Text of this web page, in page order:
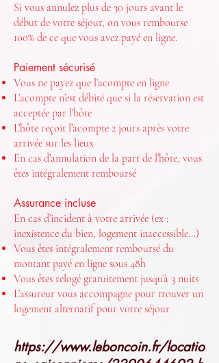
Si vous annulez plus de 30 jours avant le
début de votre séjour, on vous rembourse
100% de ce que vous avez payé en ligne.
Paiement sécurisé
Vous ne payez que l’acompte en ligne
L’acompte n’est débité que si la réservation est
acceptée par l’hôte
L’hôte reçoit l’acompte 2 jours après votre
arrivée sur les lieux
En cas d’annulation de la part de l’hôte, vous
êtes intégralement remboursé
Assurance incluse
En cas d’incident à votre arrivée (ex :
inexistence du bien, logement inaccessible...)
Vous êtes intégralement remboursé du
montant payé en ligne sous 48h
Vous êtes relogé gratuitement jusqu’à 3 nuits
L’assureur vous accompagne pour trouver un
logement alternatif pour votre séjour
https://www.leboncoin.fr/locatio